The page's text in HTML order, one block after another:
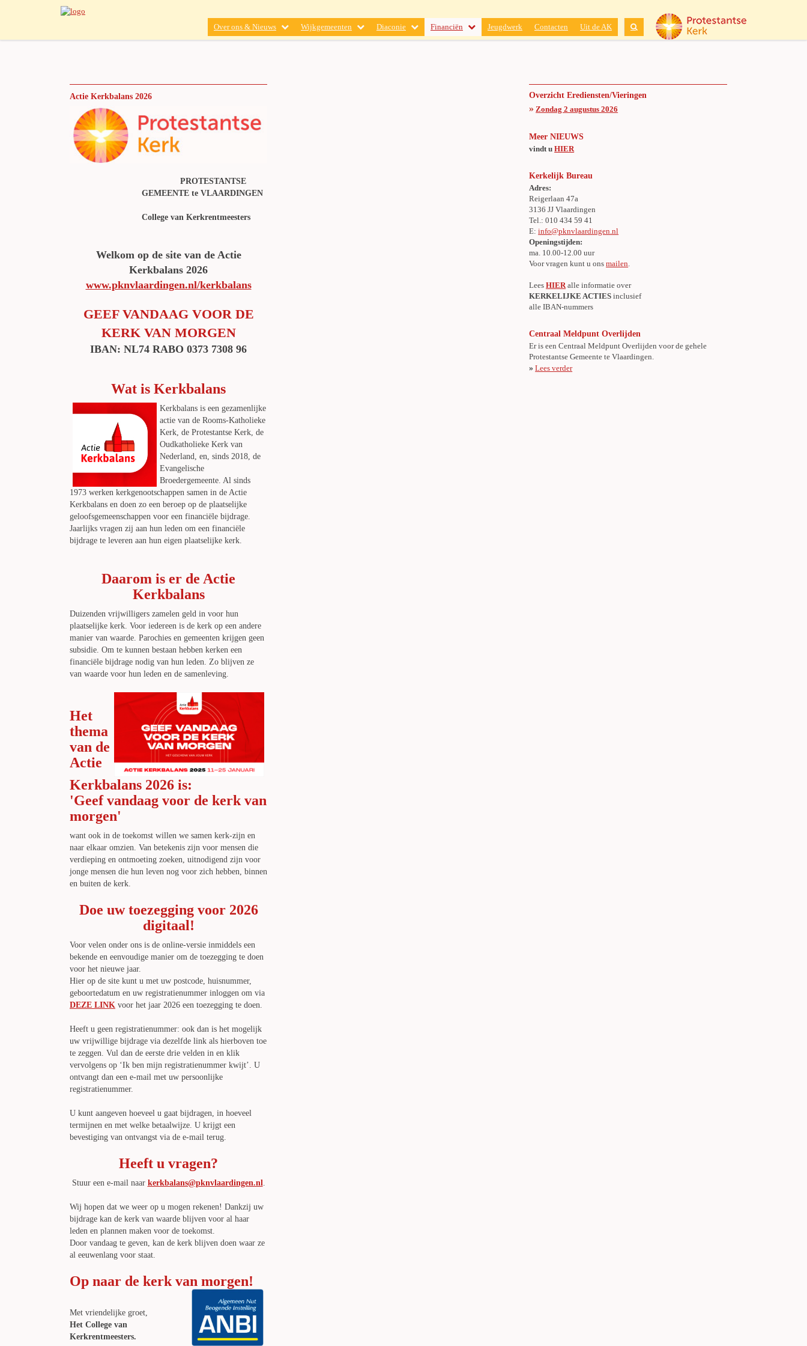
Over ons & Nieuws Wijkgemeenten Diaconie Financiën Jeugdwerk Contacten Uit de AK
Actie Kerkbalans 2026
PROTESTANTSE
GEMEENTE te VLAARDINGEN
College van Kerkrentmeesters
Welkom op de site van de Actie
Kerkbalans 2026
www.pknvlaardingen.nl/kerkbalans
GEEF VANDAAG VOOR DE
KERK VAN MORGEN
IBAN: NL74 RABO 0373 7308 96
Wat is Kerkbalans
Kerkbalans is een gezamenlijke
actie van de Rooms-Katholieke
Kerk, de Protestantse Kerk, de
Oudkatholieke Kerk van
Nederland, en, sinds 2018, de
Evangelische
Broedergemeente. Al sinds
1973 werken kerkgenootschappen samen in de Actie
Kerkbalans en doen zo een beroep op de plaatselijke
geloofsgemeenschappen voor een financiële bijdrage.
Jaarlijks vragen zij aan hun leden om een financiële
bijdrage te leveren aan hun eigen plaatselijke kerk.
Daarom is er de Actie
Kerkbalans
Duizenden vrijwilligers zamelen geld in voor hun
plaatselijke kerk. Voor iedereen is de kerk op een andere
manier van waarde. Parochies en gemeenten krijgen geen
subsidie. Om te kunnen bestaan hebben kerken een
financiële bijdrage nodig van hun leden. Zo blijven ze
van waarde voor hun leden en de samenleving.
Het
thema
van de
Actie
Kerkbalans 2026 is:
'Geef vandaag voor de kerk van
morgen'
want ook in de toekomst willen we samen kerk-zijn en
naar elkaar omzien. Van betekenis zijn voor mensen die
verdieping en ontmoeting zoeken, uitnodigend zijn voor
jonge mensen die hun leven nog voor zich hebben, binnen
en buiten de kerk.
Doe uw toezegging voor 2026
digitaal!
Voor velen onder ons is de online-versie inmiddels een
bekende en eenvoudige manier om de toezegging te doen
voor het nieuwe jaar.
Hier op de site kunt u met uw postcode, huisnummer,
geboortedatum en uw registratienummer inloggen om via
DEZE LINK voor het jaar 2026 een toezegging te doen.
Heeft u geen registratienummer: ook dan is het mogelijk
uw vrijwillige bijdrage via dezelfde link als hierboven toe
te zeggen. Vul dan de eerste drie velden in en klik
vervolgens op ‘Ik ben mijn registratienummer kwijt’. U
ontvangt dan een e-mail met uw persoonlijke
registratienummer.
U kunt aangeven hoeveel u gaat bijdragen, in hoeveel
termijnen en met welke betaalwijze. U krijgt een
bevestiging van ontvangst via de e-mail terug.
Heeft u vragen?
Stuur een e-mail naar kerkbalans@pknvlaardingen.nl
Wij hopen dat we weer op u mogen rekenen! Dankzij uw
bijdrage kan de kerk van waarde blijven voor al haar
leden en plannen maken voor de toekomst.
Door vandaag te geven, kan de kerk blijven doen waar ze
al eeuwenlang voor staat.
Op naar de kerk van morgen!
Met vriendelijke groet,
Het College van
Kerkrentmeesters.
Overzicht Erediensten/Vieringen
» Zondag 2 augustus 2026
Meer NIEUWS
vindt uHIER
Kerkelijk Bureau
Adres:
Reigerlaan 47a
3136 JJ Vlaardingen
Tel.: 010 434 59 41
E:info@pknvlaardingen.nl
Openingstijden:
ma. 10.00-12.00 uur
Voor vragen kunt u onsmailen.
Lees HIER alle informatie over
KERKELIJKE ACTIESinclusief
alle IBAN-nummers
Centraal Meldpunt Overlijden
Er is een Centraal Meldpunt Overlijden voor de gehele
Protestantse Gemeente te Vlaardingen.
» Lees verder